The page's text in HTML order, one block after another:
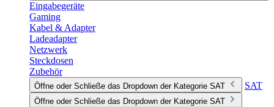
Eingabegeräte
Gaming
Kabel & Adapter
Ladeadapter
Netzwerk
Steckdosen
Zubehör
Öffne oder Schließe das Dropdown der Kategorie SAT SAT
Öffne oder Schließe das Dropdown der Kategorie SAT